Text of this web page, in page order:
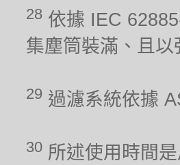
28 依據 IEC
集塵筒裝滿、且
29 過濾系統依據
30 所述使用時間